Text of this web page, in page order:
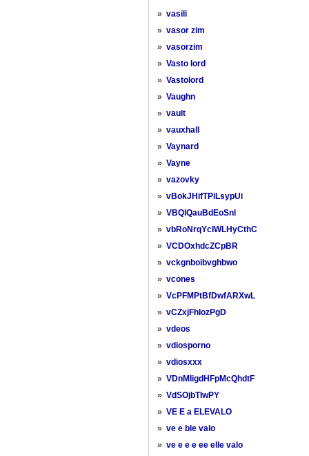
» vasili
» vasor zim
» vasorzim
» Vasto lord
» Vastolord
» Vaughn
» vault
» vauxhall
» Vaynard
» Vayne
» vazovky
» vBokJHifTPiLsypUi
» VBQlQauBdEoSnl
» vbRoNrqYcIWLHyCthC
» VCDOxhdcZCpBR
» vckgnboibvghbwo
» vcones
» VcPFMPtBfDwfARXwL
» vCZxjFhIozPgD
» vdeos
» vdiosporno
» vdiosxxx
» VDnMIigdHFpMcQhdtF
» VdSOjbTIwPY
» VE E a ELEVALO
» ve e ble valo
» ve e e e ee elle valo